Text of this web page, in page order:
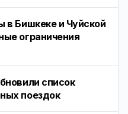
в Бишкеке и Чуйской
ограничения
список
поездок